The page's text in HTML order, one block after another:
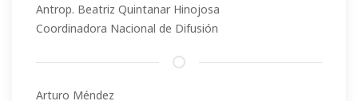
Antrop. Beatriz Quintanar Hinojosa
Coordinadora Nacional de Difusión
Arturo Méndez